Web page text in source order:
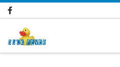
Zum Inhalt springen